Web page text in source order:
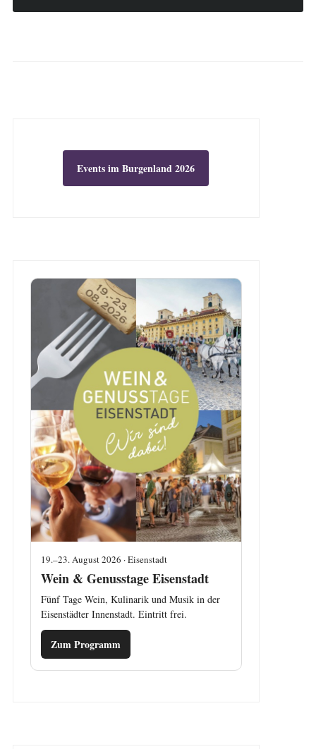
Events im Burgenland 2026
19.–23. August 2026 · Eisenstadt
Wein & Genusstage Eisenstadt
Fünf Tage Wein, Kulinarik und Musik in der
Eisenstädter Innenstadt. Eintritt frei.
Zum Programm